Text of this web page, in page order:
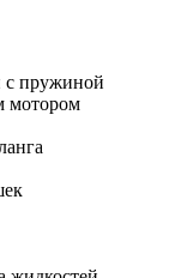
с пружиной
мотором